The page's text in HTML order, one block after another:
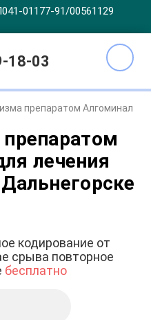
01177-91/00561129
18-03
препаратом Алгоминал
лечения
кодирование от
срыва повторное
бесплатно